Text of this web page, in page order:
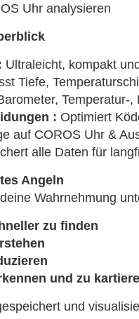
Uhr analysieren
Ultraleicht, kompakt
Tiefe,
Temperatur-
: Optimiert
auf COROS Uhr &
alle Daten für
Angeln
Wahrnehmung
zu finden
und zu
und